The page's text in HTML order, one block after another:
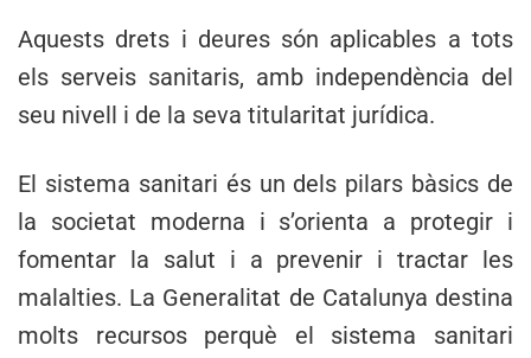
Aquests drets i deures són aplicables a tots
els serveis sanitaris, amb independència del
seu nivell i de la seva titularitat jurídica.
El sistema sanitari és un dels pilars bàsics de
la societat moderna i s’orienta a protegir i
fomentar la salut i a prevenir i tractar les
malalties. La Generalitat de Catalunya destina
molts recursos perquè el sistema sanitari